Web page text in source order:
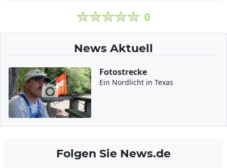
0
News Aktuell
Fotostrecke
Ein Nordlicht in Texas
Folgen Sie News.de